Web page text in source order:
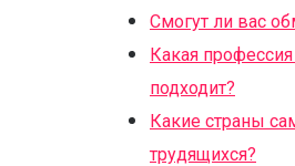
Смогут ли вас
Какая
подходит?
Какие страны
трудящихся?